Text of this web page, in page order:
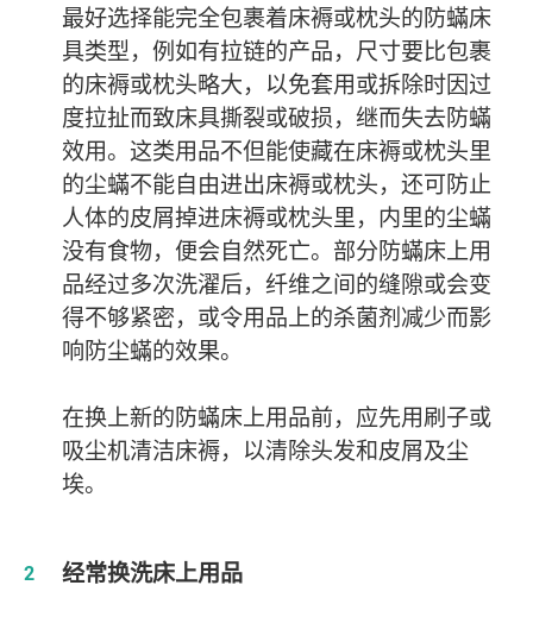
最好选择能完全包裹着床褥或枕头的防蟎床
具类型，例如有拉链的产品，尺寸要比包裹
的床褥或枕头略大，以免套用或拆除时因过
度拉扯而致床具撕裂或破损，继而失去防蟎
效用。这类用品不但能使藏在床褥或枕头里
的尘蟎不能自由进出床褥或枕头，还可防止
人体的皮屑掉进床褥或枕头里，内里的尘蟎
没有食物，便会自然死亡。部分防蟎床上用
品经过多次洗濯后，纤维之间的缝隙或会变
得不够紧密，或令用品上的杀菌剂减少而影
响防尘蟎的效果。
在换上新的防蟎床上用品前，应先用刷子或
吸尘机清洁床褥，以清除头发和皮屑及尘
埃。
经常换洗床上用品